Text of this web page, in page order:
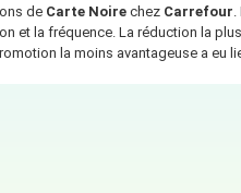
de Carte Noire chez Carrefour
et la fréquence. La réduction la
la moins avantageuse a eu